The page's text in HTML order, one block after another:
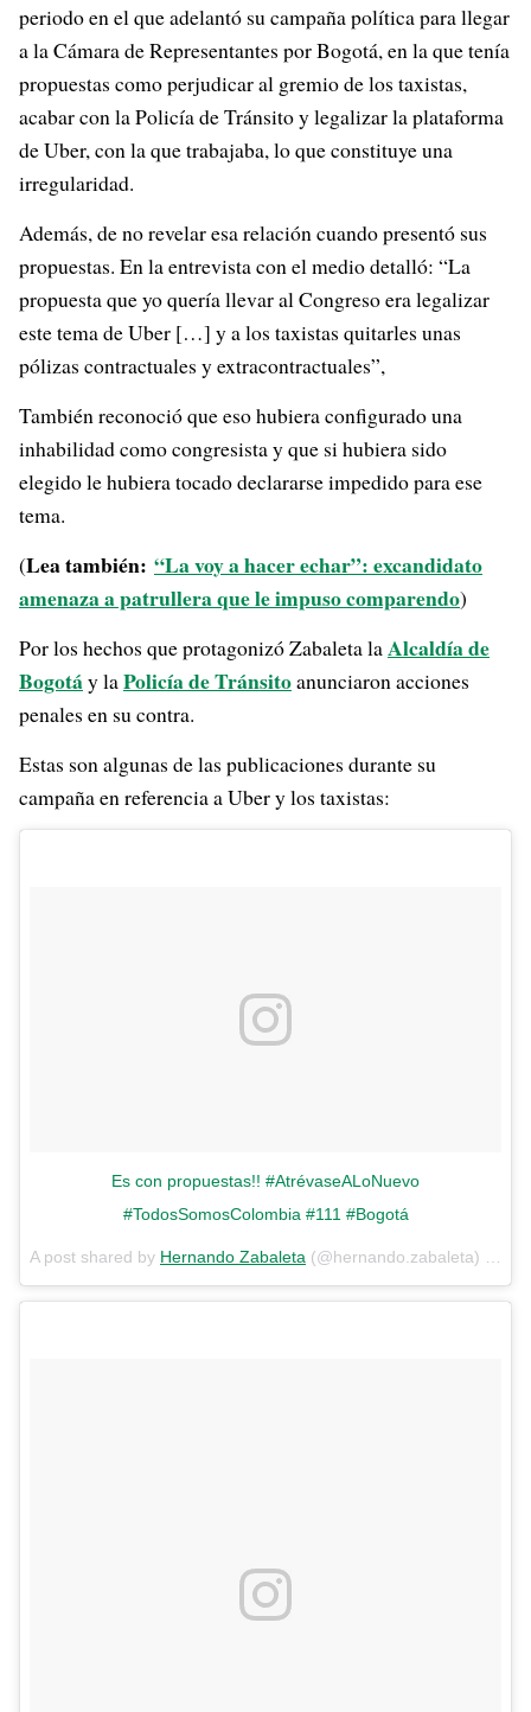
periodo en el que adelantó su campaña política para llegar
a la Cámara de Representantes por Bogotá, en la que tenía
propuestas como perjudicar al gremio de los taxistas,
acabar con la Policía de Tránsito y legalizar la plataforma
de Uber, con la que trabajaba, lo que constituye una
irregularidad.
Además, de no revelar esa relación cuando presentó sus
propuestas. En la entrevista con el medio detalló: “La
propuesta que yo quería llevar al Congreso era legalizar
este tema de Uber […] y a los taxistas quitarles unas
pólizas contractuales y extracontractuales”,
También reconoció que eso hubiera configurado una
inhabilidad como congresista y que si hubiera sido
elegido le hubiera tocado declararse impedido para ese
tema.
(Lea también: “La voy a hacer echar”: excandidato
amenaza a patrullera que le impuso comparendo)
Por los hechos que protagonizó Zabaleta laAlcaldía de
Bogotáy laPolicía de Tránsitoanunciaron acciones
penales en su contra.
Estas son algunas de las publicaciones durante su
campaña en referencia a Uber y los taxistas:
Es con propuestas!! #AtrévaseALoNuevo
#TodosSomosColombia #111 #Bogotá
A post shared by Hernando Zabaleta (@hernando.zabaleta) on